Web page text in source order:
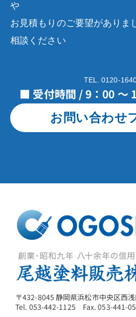
や
お見積もりのご要望がありま
相談ください
TEL. 0120-
■ 受付時間 / 9：00 ～
お問い合わせ
〒432-8045 静岡県浜松市中央区西
Tel. 053-442-1125 Fax. 053-441-